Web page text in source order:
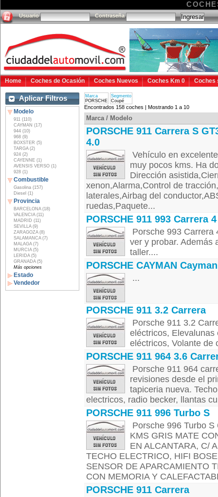
Usuario Contraseña
Home Coches de Ocasión Coches Nuevos Coches Km 0 Coches
Aplicar Filtros
Modelo
911 (110)
CAYMAN (17)
944 (10)
968 (9)
BOXSTER (5)
TARGA (2)
924 (2)
CAYENNE (1)
AVENSIS VERSO (1)
928 (1)
Combustible
Gasolina (157)
Diesel (1)
Provincia
BARCELONA (18)
VALENCIA (11)
MADRID (11)
SEVILLA (9)
ZARAGOZA (8)
SALAMANCA (7)
MALAGA (7)
MURCIA (5)
LERIDA (5)
GRANADA (5)
Más opciones
Estado
Vendedor
Marca
PORSCHE
Segmento
Coupé
Encontrados 158 coches | Mostrando 1 a 10
Marca / Modelo
PORSCHE 911 Carrera S
4.0
Vehículo en
muy pocos kms. Ha
Dirección
xenon,Alarma,Control de
laterales,Airbag del
ruedas,Paquete...
PORSCHE 911 993 Carrera
Porsche 993 Carrera
ver y probar. Además
taller....
PORSCHE CAYMAN Cayman
...
PORSCHE 911 3.2 Carrera
Porsche 911 3.2
eléctricos,
eléctricos, Volante de
PORSCHE 911 964 3.6
Porsche 911 964
revisiones desde el
tapiceria nueva.
electricos, radio becker, llantas
PORSCHE 911 996 Turbo S
Porsche 996 Turbo
KMS GRIS MATE
EN ALCANTARA, C/
TECHO ELECTRICO, HIFI
SENSOR DE APARCAMIENTO
CON MEMORIA Y
PORSCHE 911 Carrera